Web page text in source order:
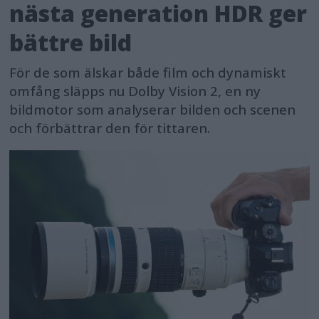
nästa generation HDR ger
bättre bild
För de som älskar både film och dynamiskt
omfång släpps nu Dolby Vision 2, en ny
bildmotor som analyserar bilden och scenen
och förbättrar den för tittaren.